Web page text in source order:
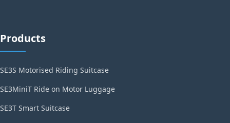
Products
SE3S Motorised Riding Suitcase
SE3MiniT Ride on Motor Luggage
SE3T Smart Suitcase